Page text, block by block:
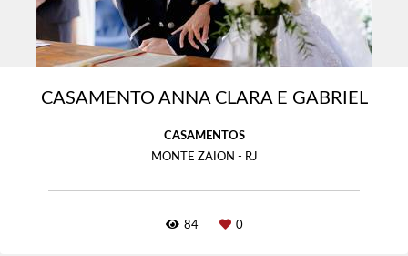
CASAMENTO ANNA CLARA E GABRIEL
CASAMENTOS
MONTE ZAION - RJ
84 0